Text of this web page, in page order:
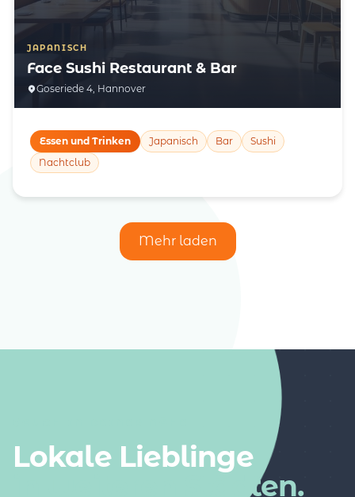
JAPANISCH
Face Sushi Restaurant & Bar
Goseriede 4, Hannover
Essen und Trinken Japanisch Bar
Sushi
Nachtclub
Mehr laden
Lokale Lieblinge
in weiteren Städten.